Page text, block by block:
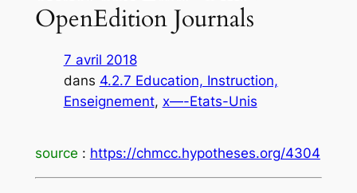
OpenEdition Journals
7 avril 2018
dans 4.2.7 Education, Instruction,
Enseignement, x—-Etats-Unis
source : https://chmcc.hypotheses.org/4304